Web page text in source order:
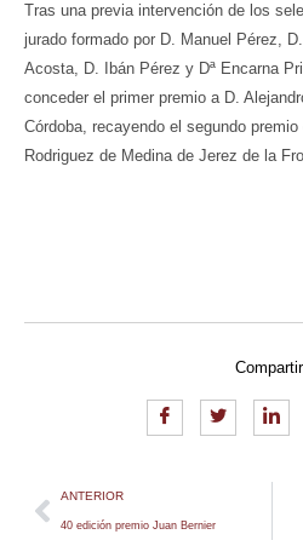
Tras una previa intervención de los
jurado formado por D. Manuel Pérez,
Acosta, D. Ibán Pérez y Dª Encarna
conceder el primer premio a D.
Córdoba, recayendo el segundo
Rodriguez de Medina de Jerez de la
ANTERIOR
40 edición premio Juan Bernier